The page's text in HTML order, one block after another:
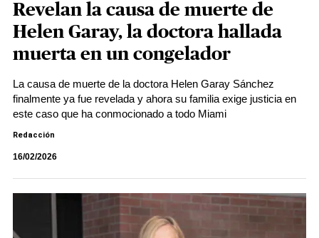
Revelan la causa de muerte de
Helen Garay, la doctora hallada
muerta en un congelador
La causa de muerte de la doctora Helen Garay Sánchez
finalmente ya fue revelada y ahora su familia exige justicia en
este caso que ha conmocionado a todo Miami
Redacción
16/02/2026